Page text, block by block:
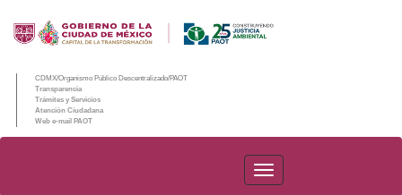
CDMX/Organismo Público Descentralizado/PAOT
Transparencia
Trámites y Servicios
Atención Ciudadana
Web e-mail PAOT
PAOT